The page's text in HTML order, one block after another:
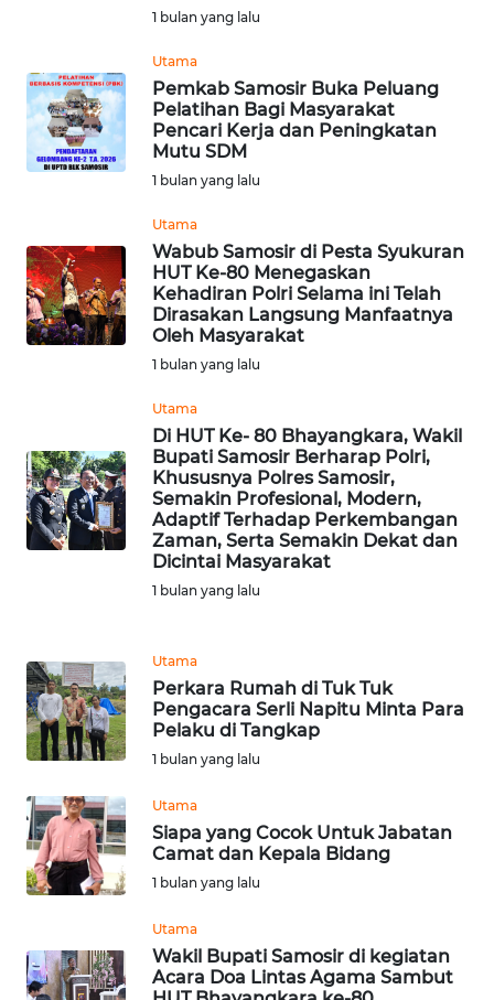
1 bulan yang lalu
Utama
Pemkab Samosir Buka Peluang
Pelatihan Bagi Masyarakat
Pencari Kerja dan Peningkatan
Mutu SDM
1 bulan yang lalu
Utama
Wabub Samosir di Pesta Syukuran
HUT Ke-80 Menegaskan
Kehadiran Polri Selama ini Telah
Dirasakan Langsung Manfaatnya
Oleh Masyarakat
1 bulan yang lalu
Utama
Di HUT Ke- 80 Bhayangkara, Wakil
Bupati Samosir Berharap Polri,
Khususnya Polres Samosir,
Semakin Profesional, Modern,
Adaptif Terhadap Perkembangan
Zaman, Serta Semakin Dekat dan
Dicintai Masyarakat
1 bulan yang lalu
Utama
Perkara Rumah di Tuk Tuk
Pengacara Serli Napitu Minta Para
Pelaku di Tangkap
1 bulan yang lalu
Utama
Siapa yang Cocok Untuk Jabatan
Camat dan Kepala Bidang
1 bulan yang lalu
Utama
Wakil Bupati Samosir di kegiatan
Acara Doa Lintas Agama Sambut
RIAU
WN
SERAMBI
JAMBI
WN
SULTRA
WN
SULTENG
WN
WN
SUMBAR
SUMSEL
WN
BENGKULU
WN
LAMPUNG